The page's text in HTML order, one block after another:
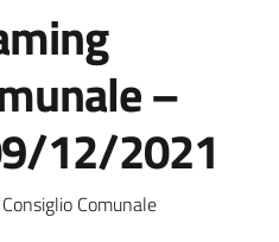
–
12/2021
Comunale